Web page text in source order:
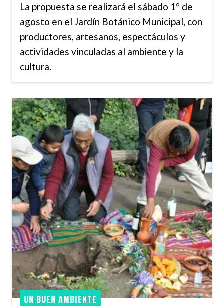
La propuesta se realizará el sábado 1° de
agosto en el Jardín Botánico Municipal, con
productores, artesanos, espectáculos y
actividades vinculadas al ambiente y la
cultura.
UN BUEN AMBIENTE